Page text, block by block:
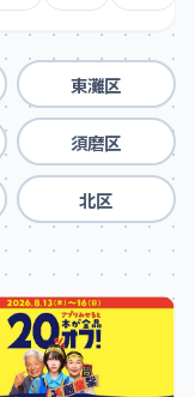
東灘区
須磨区
北区